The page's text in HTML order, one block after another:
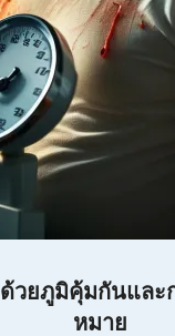
วยภูมิคุ้มกันและ
หมาย